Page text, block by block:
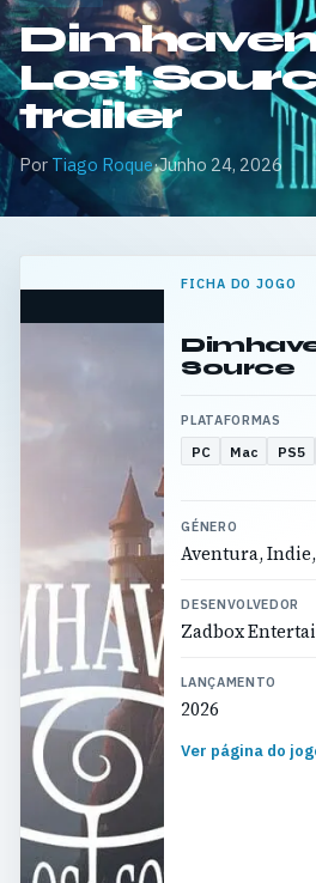
Dimhaven
Lost
trailer
Por Tiago Roque·Junho 24, 2026
FICHA DO JOGO
Source
PLATAFORMAS
PC Mac PS5
GÉNERO
Aventura,
DESENVOLVEDOR
Zadbox
LANÇAMENTO
2026
Ver página do